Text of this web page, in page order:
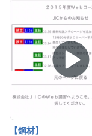
【鋼材】